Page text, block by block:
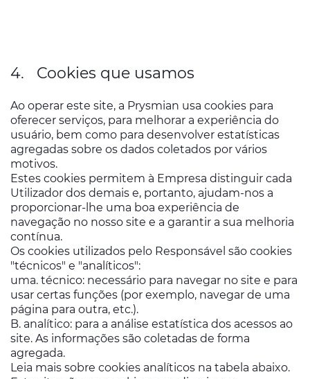
4. Cookies que usamos
Ao operar este site, a Prysmian usa cookies para
oferecer serviços, para melhorar a experiência do
usuário, bem como para desenvolver estatísticas
agregadas sobre os dados coletados por vários
motivos.
Estes cookies permitem à Empresa distinguir cada
Utilizador dos demais e, portanto, ajudam-nos a
proporcionar-lhe uma boa experiência de
navegação no nosso site e a garantir a sua melhoria
contínua.
Os cookies utilizados pelo Responsável são cookies
"técnicos" e "analíticos":
uma. técnico: necessário para navegar no site e para
usar certas funções (por exemplo, navegar de uma
página para outra, etc.).
B. analítico: para a análise estatística dos acessos ao
site. As informações são coletadas de forma
agregada.
Leia mais sobre cookies analíticos na tabela abaixo.